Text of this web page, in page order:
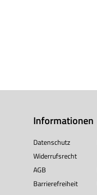
Informationen
Datenschutz
Widerrufsrecht
AGB
Barrierefreiheit